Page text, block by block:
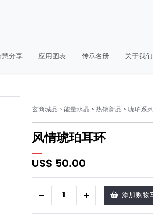
慧分享 应用图表 传承名册 关于我们
玄商城品 > 能量水晶 > 热销新品 > 琥珀系列
风情琥珀耳环
US$ 50.00
+ 添加购物